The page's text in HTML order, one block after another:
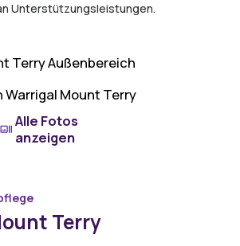
Unterstützungsleistungen.
Alle Fotos
anzeigen
Terry